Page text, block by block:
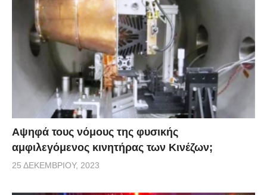
Αψηφά τους νόμους της φυσικής
αμφιλεγόμενος κινητήρας των Κινέζων;
25 ΔΕΚΕΜΒΡΊΟΥ, 2023